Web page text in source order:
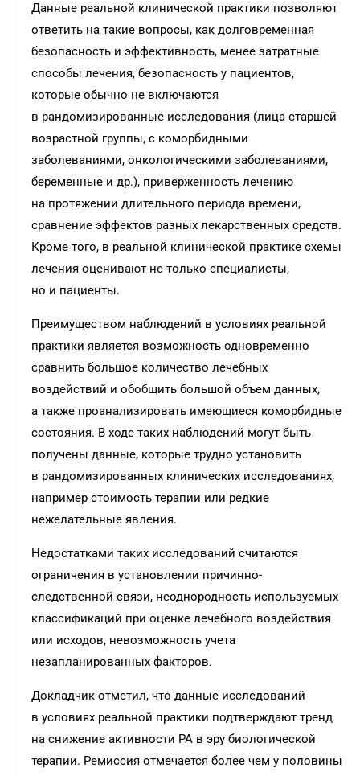
Данные реальной клинической практики позволяют
ответить на такие вопросы, как долговременная
безопасность и эффективность, менее затратные
способы лечения, безопасность у пациентов,
которые обычно не включаются
в рандомизированные исследования (лица старшей
возрастной группы, с коморбидными
заболеваниями, онкологическими заболеваниями,
беременные и др.), приверженность лечению
на протяжении длительного периода времени,
сравнение эффектов разных лекарственных средств.
Кроме того, в реальной клинической практике схемы
лечения оценивают не только специалисты,
но и пациенты.
Преимуществом наблюдений в условиях реальной
практики является возможность одновременно
сравнить большое количество лечебных
воздействий и обобщить большой объем данных,
а также проанализировать имеющиеся коморбидные
состояния. В ходе таких наблюдений могут быть
получены данные, которые трудно установить
в рандомизированных клинических исследованиях,
например стоимость терапии или редкие
нежелательные явления.
Недостатками таких исследований считаются
ограничения в установлении причинно-
следственной связи, неоднородность используемых
классификаций при оценке лечебного воздействия
или исходов, невозможность учета
незапланированных факторов.
Докладчик отметил, что данные исследований
в условиях реальной практики подтверждают тренд
на снижение активности РА в эру биологической
терапии. Ремиссия отмечается более чем у половины